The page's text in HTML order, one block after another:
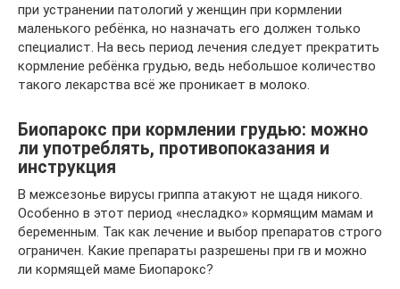
при устранении патологий у женщин при кормлении
маленького ребёнка, но назначать его должен только
специалист. На весь период лечения следует прекратить
кормление ребёнка грудью, ведь небольшое количество
такого лекарства всё же проникает в молоко.
Биопарокс при кормлении грудью: можно
ли употреблять, противопоказания и
инструкция
В межсезонье вирусы гриппа атакуют не щадя никого.
Особенно в этот период «несладко» кормящим мамам и
беременным. Так как лечение и выбор препаратов строго
ограничен. Какие препараты разрешены при гв и можно
ли кормящей маме Биопарокс?